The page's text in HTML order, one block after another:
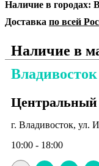
Наличие в городах:
Доставка по всей
Наличие в
Владивосток
Центральный
г. Владивосток, ул.
10:00 - 18:00